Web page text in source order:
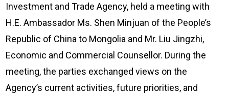
Investment and Trade Agency, held a meeting with
H.E. Ambassador Ms. Shen Minjuan of the People’s
Republic of China to Mongolia and Mr. Liu Jingzhi,
Economic and Commercial Counsellor. During the
meeting, the parties exchanged views on the
Agency’s current activities, future priorities, and